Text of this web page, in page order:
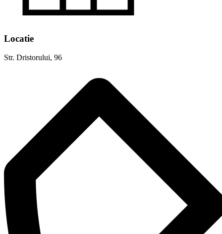
Locatie
Str. Dristorului, 96